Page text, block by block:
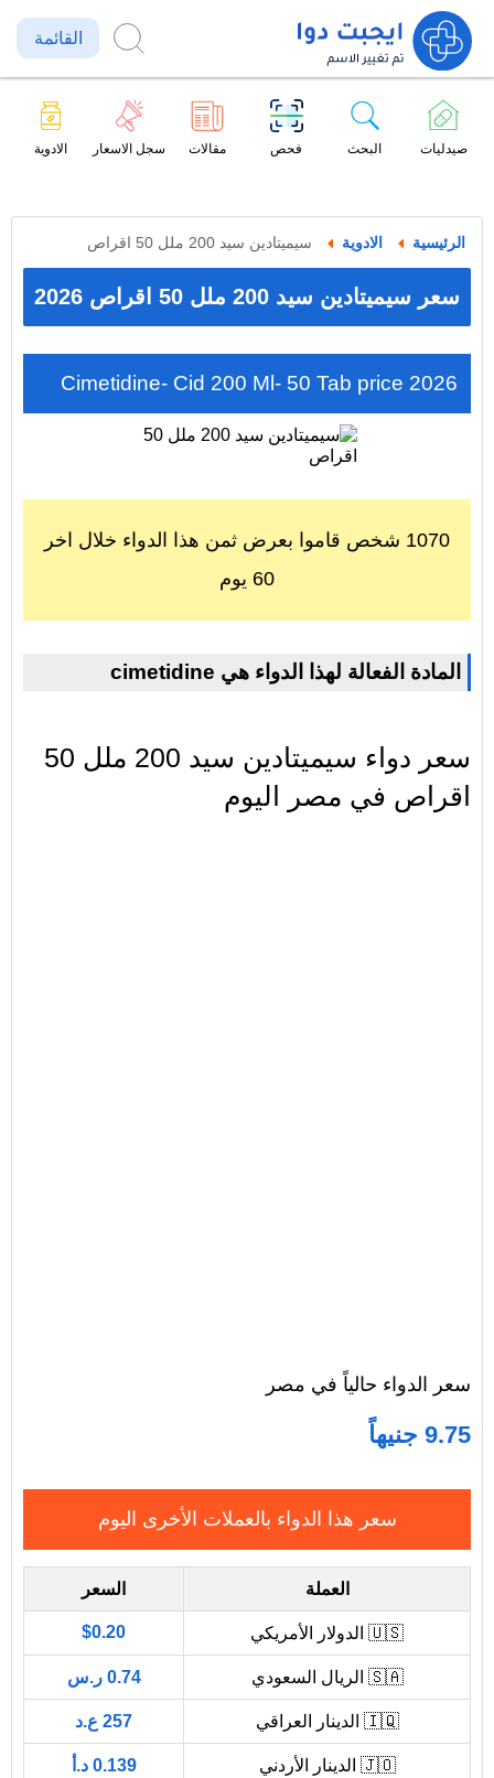
القائمة
صيدليات البحث فحص مقالات سجل الاسعار الادوية
الرئيسية الادوية سيميتادين سيد 200 ملل 50 اقراص
سعر سيميتادين سيد 200 ملل 50 اقراص 2026
Cimetidine- Cid 200 Ml- 50 Tab price 2026
1070 شخص قاموا بعرض ثمن هذا الدواء خلال اخر
60 يوم
cimetidine المادة الفعالة لهذا الدواء هي
سعر دواء سيميتادين سيد 200 ملل 50
اقراص في مصر اليوم
سعر الدواء حالياً في مصر
9.75 جنيهاً
سعر هذا الدواء بالعملات الأخرى اليوم
العملة السعر
🇺🇸 الدولار الأمريكي $0.20
🇸🇦 الريال السعودي 0.74 ر.س
🇮🇶 الدينار العراقي 257 ع.د
🇯🇴 الدينار الأردني 0.139 د.أ